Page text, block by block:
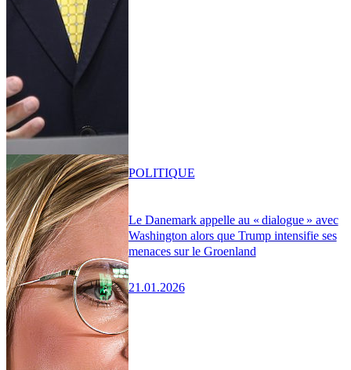
Le Danemark appelle au « dialogue » avec
Washington alors que Trump intensifie ses
menaces sur le Groenland
21.01.2026
POLITIQUE